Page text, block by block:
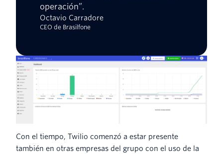
operación”.
Octavio Carradore
CEO de Brasilfone
Con el tiempo, Twilio comenzó a estar presente
también en otras empresas del grupo con el uso de la